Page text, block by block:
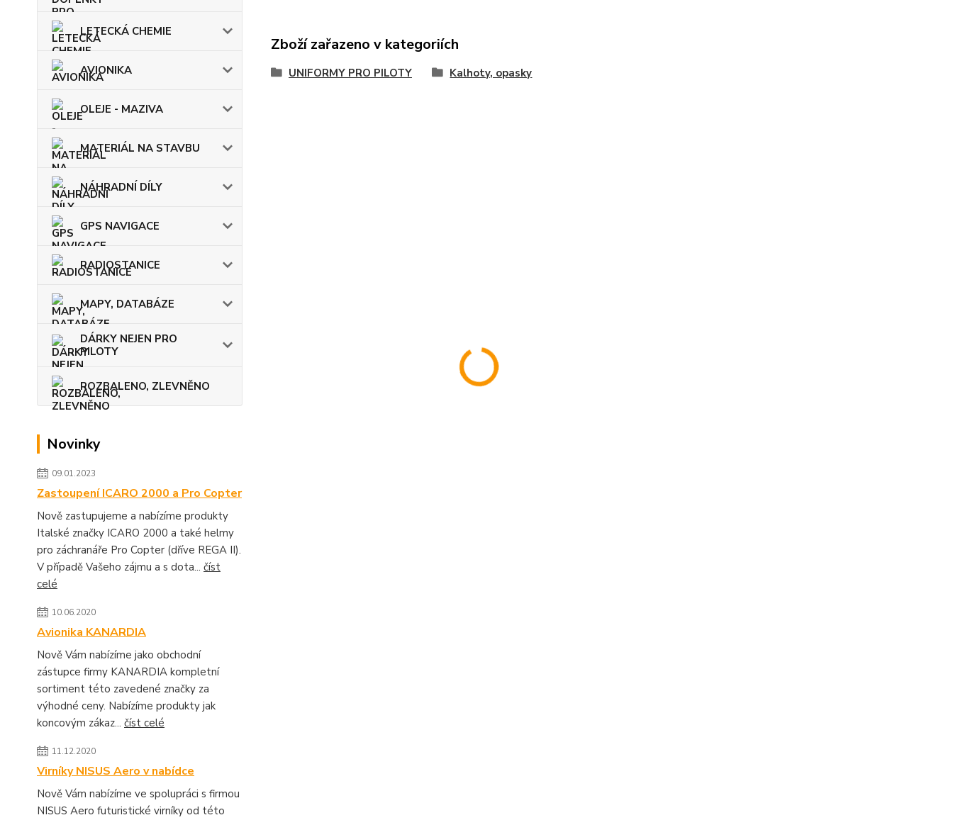
LETECKÁ CHEMIE
AVIONIKA
OLEJE - MAZIVA
MATERIÁL NA STAVBU
NÁHRADNÍ DÍLY
GPS NAVIGACE
RADIOSTANICE
MAPY, DATABÁZE
DÁRKY NEJEN PRO
PILOTY
ROZBALENO, ZLEVNĚNO
Novinky
09.01.2023
Zastoupení ICARO 2000 a Pro Copter
Nově zastupujeme a nabízíme produkty
Italské značky ICARO 2000 a také helmy
pro záchranáře Pro Copter (dříve REGA II).
V případě Vašeho zájmu a s dota... číst
celé
10.06.2020
Avionika KANARDIA
Nově Vám nabízíme jako obchodní
zástupce firmy KANARDIA kompletní
sortiment této zavedené značky za
výhodné ceny. Nabízíme produkty jak
koncovým zákaz... číst celé
11.12.2020
Virníky NISUS Aero v nabídce
Nově Vám nabízíme ve spolupráci s firmou
NISUS Aero futuristické virníky od této
Zboží zařazeno v kategoriích
UNIFORMY PRO PILOTY Kalhoty, opasky